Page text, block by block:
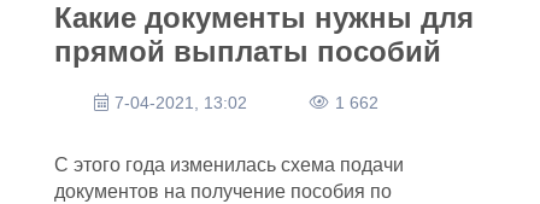
Какие документы нужны для
прямой выплаты пособий
7-04-2021, 13:02 1 662
С этого года изменилась схема подачи
документов на получение пособия по